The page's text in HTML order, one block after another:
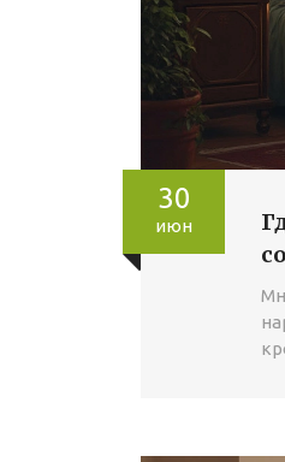
30
июн